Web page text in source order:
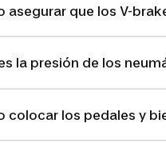
asegurar que los V-
la presión de los
colocar los pedales y